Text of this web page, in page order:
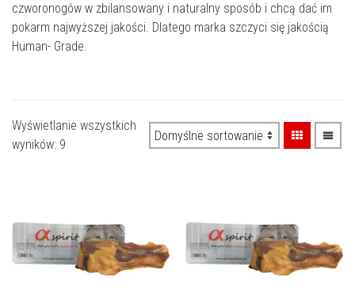
czworonogów w zbilansowany i naturalny sposób i chcą dać im
pokarm najwyższej jakości. Dlatego marka szczyci się jakością
Human- Grade.
Wyświetlanie wszystkich
wyników: 9